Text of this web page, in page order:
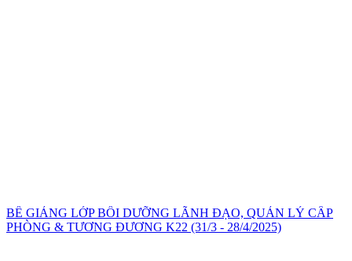
BẾ GIẢNG LỚP BỒI DƯỠNG LÃNH ĐẠO, QUẢN LÝ CẤP
PHÒNG & TƯƠNG ĐƯƠNG K22 (31/3 - 28/4/2025)